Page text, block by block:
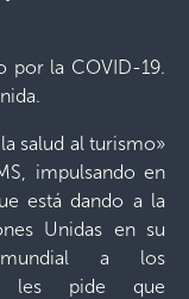
por la COVID-19.
salud al turismo»
impulsando en
está dando a la
Unidas en su
mundial a los
les pide que